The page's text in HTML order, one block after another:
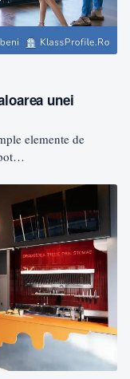
unei
elemente de